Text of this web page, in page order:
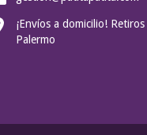
¡Envíos a domicilio!
Palermo